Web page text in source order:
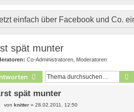
einfach über Facebook und Co.
spät munter
Co-Administratoren Moderatoren
spät munter
Bvonknitter »28.02.2011, 12:50